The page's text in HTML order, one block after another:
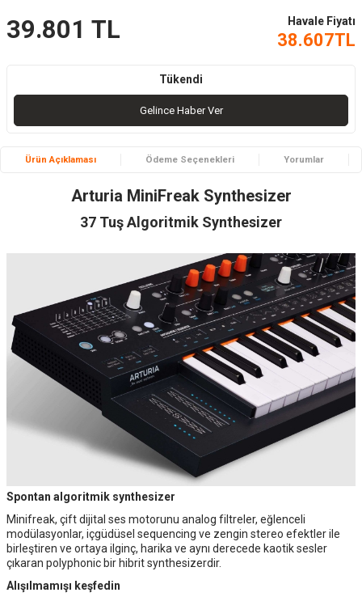
39.801 TL Havale Fiyatı
38.607TL
Tükendi
Gelince Haber Ver
Ürün Açıklaması Ödeme Seçenekleri Yorumlar
Arturia MiniFreak Synthesizer
37 Tuş Algoritmik Synthesizer
Spontan algoritmik synthesizer
Minifreak, çift dijital ses motorunu analog filtreler, eğlenceli
modülasyonlar, içgüdüsel sequencing ve zengin stereo efektler ile
birleştiren ve ortaya ilginç, harika ve aynı derecede kaotik sesler
çıkaran polyphonic bir hibrit synthesizerdir.
Alışılmamışı keşfedin